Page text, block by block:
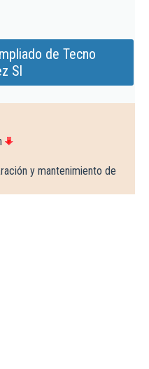
de Tecno
Sl
y mantenimiento de